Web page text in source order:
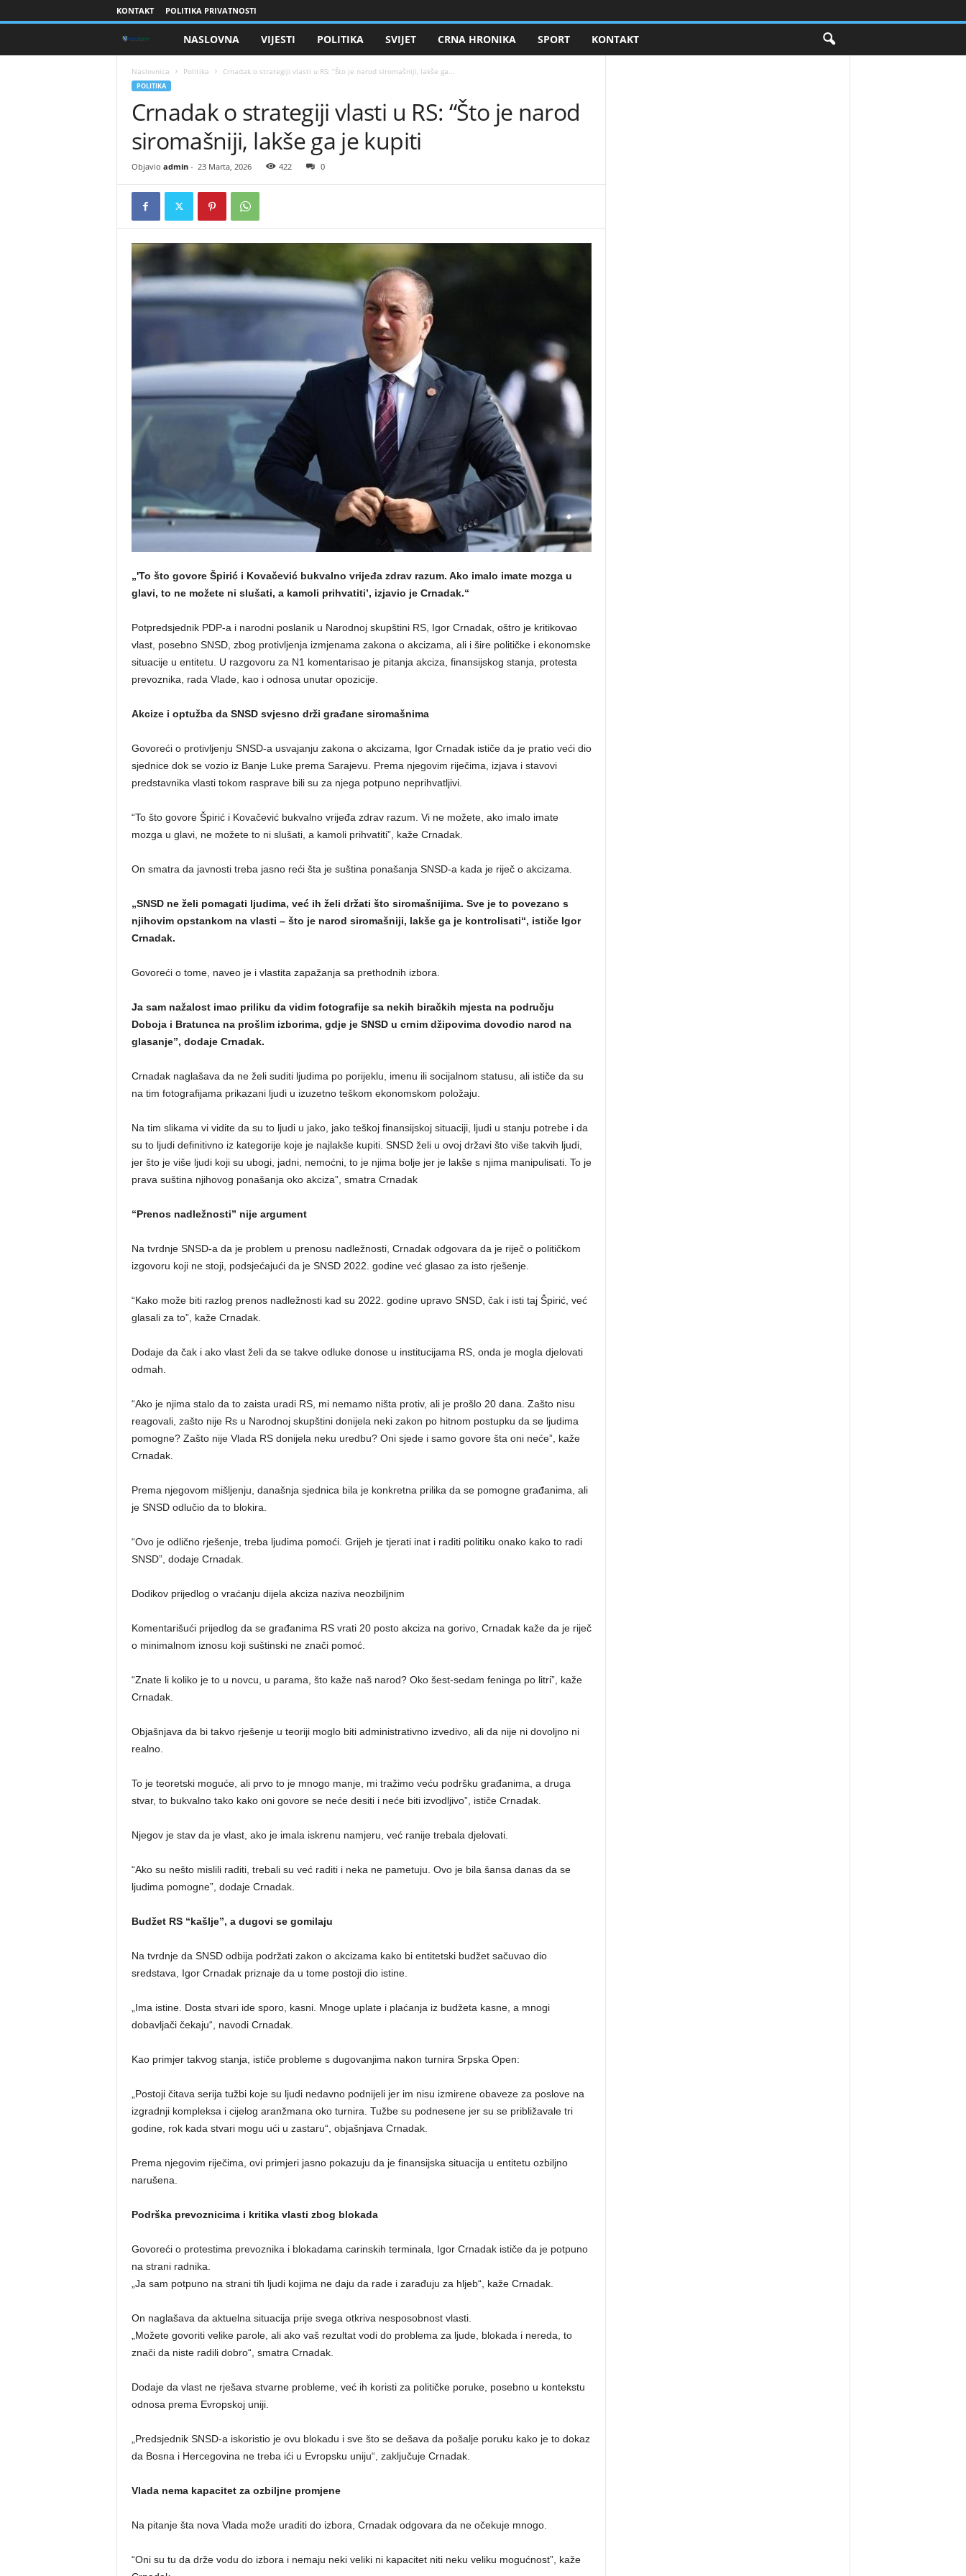
KONTAKT POLITIKA PRIVATNOSTI
i
c
B
NASLOVNA VIJESTI POLITIKA SVIJET CRNA HRONIKA SPORT KONTAKT
Naslovnica Politika ​Crnadak o strategiji vlasti u RS: “Što je narod siromašniji, lakše ga...
POLITIKA
​Crnadak o strategiji vlasti u RS: “Što je narod
siromašniji, lakše ga je kupiti
Objavio admin- 23 Marta, 2026 422 0
„'To što govore Špirić i Kovačević bukvalno vrijeđa zdrav razum. Ako imalo imate mozga u
glavi, to ne možete ni slušati, a kamoli prihvatiti’, izjavio je Crnadak.“
Potpredsjednik PDP-a i narodni poslanik u Narodnoj skupštini RS, Igor Crnadak, oštro je kritikovao
vlast, posebno SNSD, zbog protivljenja izmjenama zakona o akcizama, ali i šire političke i ekonomske
situacije u entitetu. U razgovoru za N1 komentarisao je pitanja akciza, finansijskog stanja, protesta
prevoznika, rada Vlade, kao i odnosa unutar opozicije.
Akcize i optužba da SNSD svjesno drži građane siromašnima
Govoreći o protivljenju SNSD-a usvajanju zakona o akcizama, Igor Crnadak ističe da je pratio veći dio
sjednice dok se vozio iz Banje Luke prema Sarajevu. Prema njegovim riječima, izjava i stavovi
predstavnika vlasti tokom rasprave bili su za njega potpuno neprihvatljivi.
“To što govore Špirić i Kovačević bukvalno vrijeđa zdrav razum. Vi ne možete, ako imalo imate
mozga u glavi, ne možete to ni slušati, a kamoli prihvatiti”, kaže Crnadak.
On smatra da javnosti treba jasno reći šta je suština ponašanja SNSD-a kada je riječ o akcizama.
„SNSD ne želi pomagati ljudima, već ih želi držati što siromašnijima. Sve je to povezano s
njihovim opstankom na vlasti – što je narod siromašniji, lakše ga je kontrolisati“, ističe Igor
Crnadak.
Govoreći o tome, naveo je i vlastita zapažanja sa prethodnih izbora.
Ja sam nažalost imao priliku da vidim fotografije sa nekih biračkih mjesta na području
Doboja i Bratunca na prošlim izborima, gdje je SNSD u crnim džipovima dovodio narod na
glasanje”, dodaje Crnadak.
Crnadak naglašava da ne želi suditi ljudima po porijeklu, imenu ili socijalnom statusu, ali ističe da su
na tim fotografijama prikazani ljudi u izuzetno teškom ekonomskom položaju.
Na tim slikama vi vidite da su to ljudi u jako, jako teškoj finansijskoj situaciji, ljudi u stanju potrebe i da
su to ljudi definitivno iz kategorije koje je najlakše kupiti. SNSD želi u ovoj državi što više takvih ljudi,
jer što je više ljudi koji su ubogi, jadni, nemoćni, to je njima bolje jer je lakše s njima manipulisati. To je
prava suština njihovog ponašanja oko akciza”, smatra Crnadak
“Prenos nadležnosti” nije argument
Na tvrdnje SNSD-a da je problem u prenosu nadležnosti, Crnadak odgovara da je riječ o političkom
izgovoru koji ne stoji, podsjećajući da je SNSD 2022. godine već glasao za isto rješenje.
“Kako može biti razlog prenos nadležnosti kad su 2022. godine upravo SNSD, čak i isti taj Špirić, već
glasali za to”, kaže Crnadak.
Dodaje da čak i ako vlast želi da se takve odluke donose u institucijama RS, onda je mogla djelovati
odmah.
“Ako je njima stalo da to zaista uradi RS, mi nemamo ništa protiv, ali je prošlo 20 dana. Zašto nisu
reagovali, zašto nije Rs u Narodnoj skupštini donijela neki zakon po hitnom postupku da se ljudima
pomogne? Zašto nije Vlada RS donijela neku uredbu? Oni sjede i samo govore šta oni neće”, kaže
Crnadak.
Prema njegovom mišljenju, današnja sjednica bila je konkretna prilika da se pomogne građanima, ali
je SNSD odlučio da to blokira.
“Ovo je odlično rješenje, treba ljudima pomoći. Grijeh je tjerati inat i raditi politiku onako kako to radi
SNSD”, dodaje Crnadak.
Dodikov prijedlog o vraćanju dijela akciza naziva neozbiljnim
Komentarišući prijedlog da se građanima RS vrati 20 posto akciza na gorivo, Crnadak kaže da je riječ
o minimalnom iznosu koji suštinski ne znači pomoć.
“Znate li koliko je to u novcu, u parama, što kaže naš narod? Oko šest-sedam feninga po litri”, kaže
Crnadak.
Objašnjava da bi takvo rješenje u teoriji moglo biti administrativno izvedivo, ali da nije ni dovoljno ni
realno.
To je teoretski moguće, ali prvo to je mnogo manje, mi tražimo veću podršku građanima, a druga
stvar, to bukvalno tako kako oni govore se neće desiti i neće biti izvodljivo”, ističe Crnadak.
Njegov je stav da je vlast, ako je imala iskrenu namjeru, već ranije trebala djelovati.
“Ako su nešto mislili raditi, trebali su već raditi i neka ne pametuju. Ovo je bila šansa danas da se
ljudima pomogne”, dodaje Crnadak.
Budžet RS “kašlje”, a dugovi se gomilaju
Na tvrdnje da SNSD odbija podržati zakon o akcizama kako bi entitetski budžet sačuvao dio
sredstava, Igor Crnadak priznaje da u tome postoji dio istine.
„Ima istine. Dosta stvari ide sporo, kasni. Mnoge uplate i plaćanja iz budžeta kasne, a mnogi
dobavljači čekaju“, navodi Crnadak.
Kao primjer takvog stanja, ističe probleme s dugovanjima nakon turnira Srpska Open:
„Postoji čitava serija tužbi koje su ljudi nedavno podnijeli jer im nisu izmirene obaveze za poslove na
izgradnji kompleksa i cijelog aranžmana oko turnira. Tužbe su podnesene jer su se približavale tri
godine, rok kada stvari mogu ući u zastaru“, objašnjava Crnadak.
Prema njegovim riječima, ovi primjeri jasno pokazuju da je finansijska situacija u entitetu ozbiljno
narušena.
Podrška prevoznicima i kritika vlasti zbog blokada
Govoreći o protestima prevoznika i blokadama carinskih terminala, Igor Crnadak ističe da je potpuno
na strani radnika.
„Ja sam potpuno na strani tih ljudi kojima ne daju da rade i zarađuju za hljeb“, kaže Crnadak.
On naglašava da aktuelna situacija prije svega otkriva nesposobnost vlasti.
„Možete govoriti velike parole, ali ako vaš rezultat vodi do problema za ljude, blokada i nereda, to
znači da niste radili dobro“, smatra Crnadak.
Dodaje da vlast ne rješava stvarne probleme, već ih koristi za političke poruke, posebno u kontekstu
odnosa prema Evropskoj uniji.
„Predsjednik SNSD-a iskoristio je ovu blokadu i sve što se dešava da pošalje poruku kako je to dokaz
da Bosna i Hercegovina ne treba ići u Evropsku uniju“, zaključuje Crnadak.
Vlada nema kapacitet za ozbiljne promjene
Na pitanje šta nova Vlada može uraditi do izbora, Crnadak odgovara da ne očekuje mnogo.
“Oni su tu da drže vodu do izbora i nemaju neki veliki ni kapacitet niti neku veliku mogućnost”, kaže